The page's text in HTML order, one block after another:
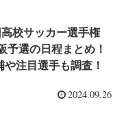
校サッカー選手権
予選の日程まとめ！
や注目選手も調査！
2024.09.26